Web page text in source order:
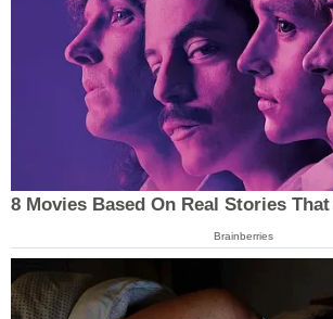
8 Movies Based On Real Stories
Brainberries